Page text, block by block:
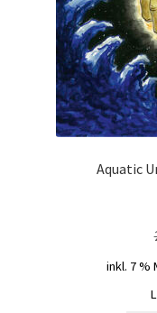
Aquatic
inkl. 7 %